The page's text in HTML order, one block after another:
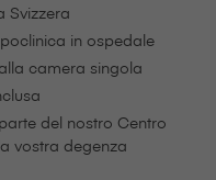
Svizzera
in ospedale
camera singola
del nostro Centro
vostra degenza